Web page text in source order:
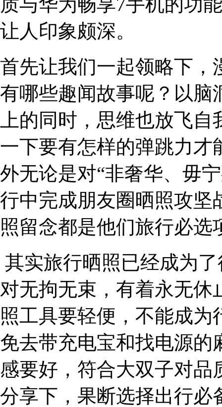
让人印象颇深。
首先让我们一起领略下，
有哪些趣闻故事呢？以脑
上的同时，思维也放飞
一下要有怎样的弹跳力才
外无论是对“非奢华、毋
行中完成朋友圈晒照攻坚
照留念都是他们旅行必选
其实旅行晒照已经成为
对无拘无束，有着永无
照工具要轻便，不能成
免去带充电宝和找电源的
感要好，符合大双子对品
分享下，果断选择出行必